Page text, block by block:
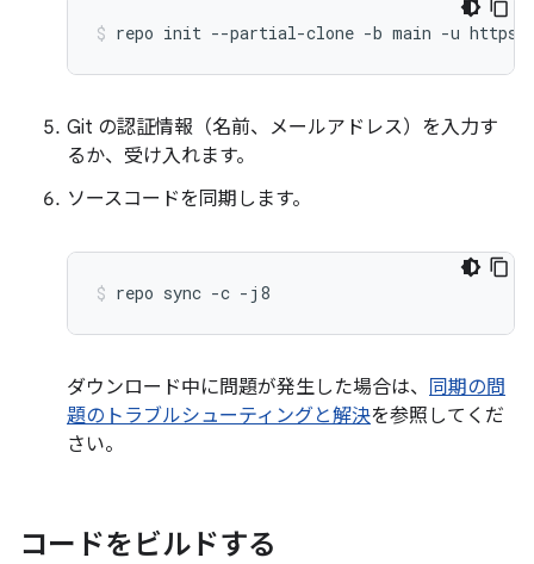
repo init --partial-clone -b main -u
Git の認証情報（名前、メールアドレス）を入力す
るか、受け入れます。
ソースコードを同期します。
repo sync -c -j8
ダウンロード中に問題が発生した場合は、 同期の問
題のトラブルシューティングと解決を参照してくだ
さい。
コードをビルドする